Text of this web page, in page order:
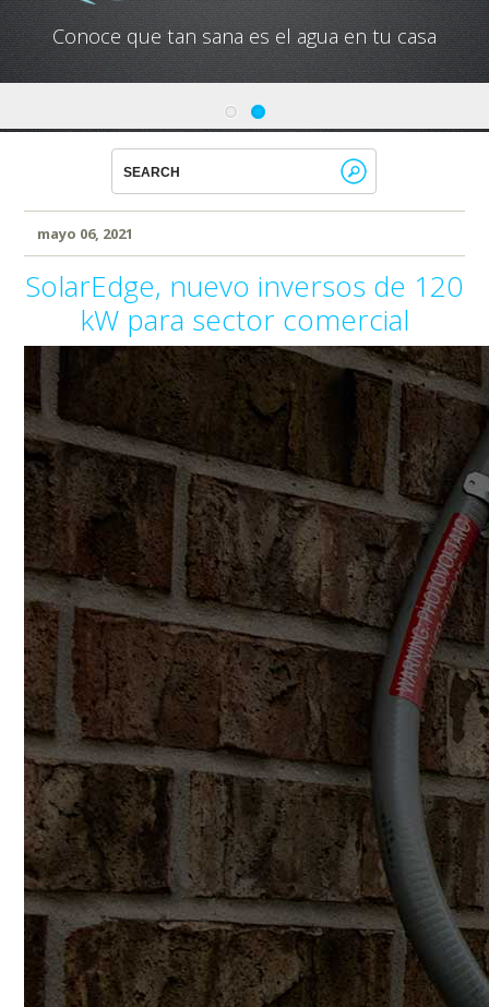
Conoce que tan sana es el agua en tu casa
Conoce cual es el mejor calentador solar de
México
mayo 06, 2021
SolarEdge, nuevo inversos de 120
kW para sector comercial